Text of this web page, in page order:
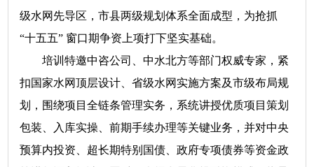
级水网先导区，市县两级规划体系全面成型，为抢抓
“十五五” 窗口期争资上项打下坚实基础。
培训特邀中咨公司、中水北方等部门权威专家，紧
扣国家水网顶层设计、省级水网实施方案及市级布局规
划，围绕项目全链条管理实务，系统讲授优质项目策划
包装、入库实操、前期手续办理等关键业务，并对中央
预算内投资、超长期特别国债、政府专项债券等资金政